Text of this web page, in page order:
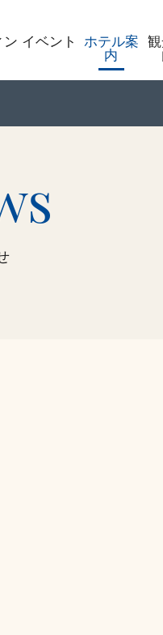
ン イベント
ホテル案
内